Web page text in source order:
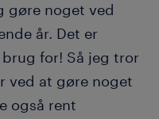
gøre noget ved
år. Det er
for! Så jeg tror
ved at gøre noget
også rent